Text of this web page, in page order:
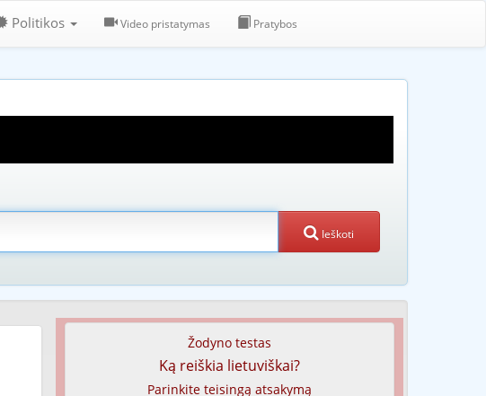
Politikos Video pristatymas Pratybos
Ieškoti
Žodyno testas
Ką reiškia lietuviškai?
Parinkite teisingą atsakymą